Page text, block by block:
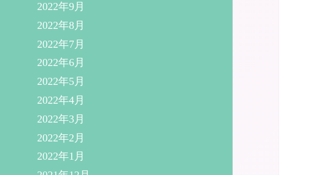
2022年9月
2022年8月
2022年7月
2022年6月
2022年5月
2022年4月
2022年3月
2022年2月
2022年1月